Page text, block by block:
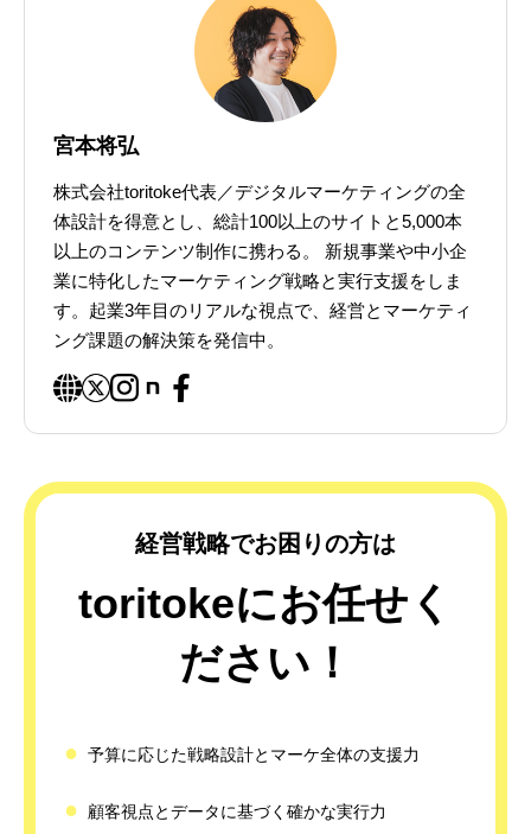
宮本将弘
株式会社toritoke代表／デジタルマーケティングの全
体設計を得意とし、総計100以上のサイトと5,000本
以上のコンテンツ制作に携わる。 新規事業や中小企
業に特化したマーケティング戦略と実行支援をしま
す。起業3年目のリアルな視点で、経営とマーケティ
ング課題の解決策を発信中。
経営戦略でお困りの方は
toritokeにお任せく
ださい！
● 予算に応じた戦略設計とマーケ全体の支援力
● 顧客視点とデータに基づく確かな実行力